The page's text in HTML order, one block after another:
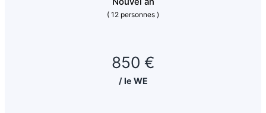
( 12 personnes )
850 €
/ le WE